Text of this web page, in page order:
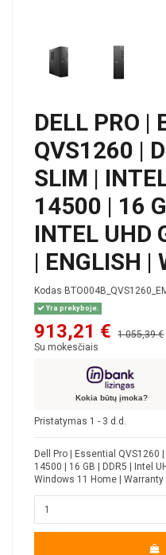
DELL PRO |
QVS1260 |
SLIM |
14500 | 16
INTEL UHD
| ENGLISH |
Kodas
Yra prekyboje.
913,21 € 1 055,39 €
Su mokesčiais
Kokia būtų įmoka?
Pristatymas 1 - 3 d.d.
Dell Pro | Essential QVS1260
14500 | 16 GB | DDR5 | Intel
Windows 11 Home |